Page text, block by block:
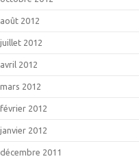
août 2012
juillet 2012
avril 2012
mars 2012
février 2012
janvier 2012
décembre 2011